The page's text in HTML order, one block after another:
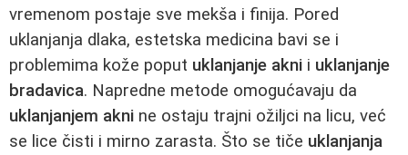
vremenom postaje sve mekša i finija. Pored
uklanjanja dlaka, estetska medicina bavi se i
problemima kože poput uklanjanje akni i uklanjanje
bradavica. Napredne metode omogućavaju da
uklanjanjem akni ne ostaju trajni ožiljci na licu, već
se lice čisti i mirno zarasta. Što se tiče uklanjanja